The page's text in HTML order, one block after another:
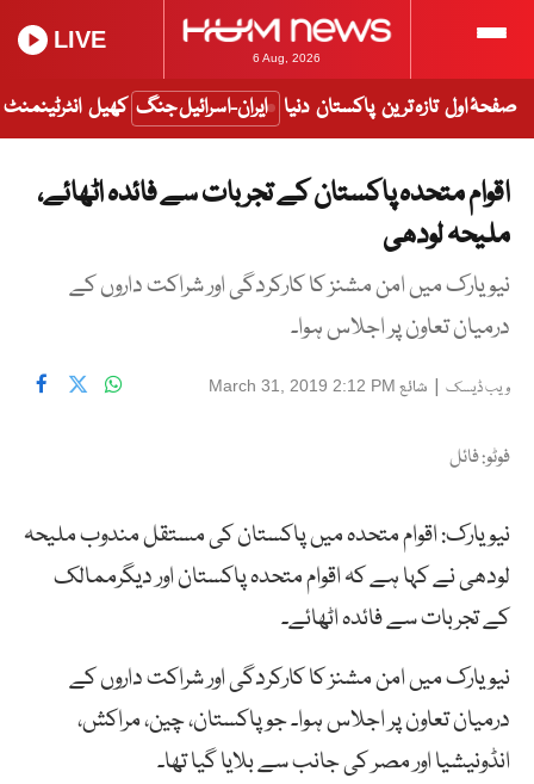
6 Aug, 2026
LIVE
صفحۂ اول تازہ ترین پاکستان دنیا ایران-اسرائیل جنگ کھیل انٹرٹینمنٹ
اقوام متحدہ پاکستان کے تجربات سے فائدہ اٹھائے،
ملیحہ لودھی
نیویارک میں امن مشنز کا کارکردگی اور شراکت داروں کے
درمیان تعاون پر اجلاس ہوا۔
ویب ڈیسک | شائع March 31, 2019 2:12 PM
فوٹو: فائل
نیویارک: اقوام متحدہ میں پاکستان کی مستقل مندوب ملیحہ
لودھی نے کہا ہے کہ اقوام متحدہ پاکستان اور دیگرممالک
کے تجربات سے فائدہ اٹھائے۔
نیویارک میں امن مشنز کا کارکردگی اور شراکت داروں کے
درمیان تعاون پر اجلاس ہوا۔ جو پاکستان، چین، مراکش،
انڈونیشیا اور مصر کی جانب سے بلایا گیا تھا۔